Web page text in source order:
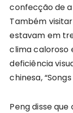
confecção de
Também
estavam em
clima caloroso
deficiência
chinesa,
Peng disse